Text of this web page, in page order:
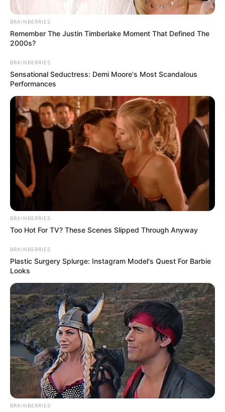
BRAINBERRIES
Remember The Justin Timberlake Moment That Defined The
2000s?
BRAINBERRIES
Sensational Seductress: Demi Moore's Most Scandalous
Performances
BRAINBERRIES
Too Hot For TV? These Scenes Slipped Through Anyway
BRAINBERRIES
Plastic Surgery Splurge: Instagram Model's Quest For Barbie
Looks
BRAINBERRIES